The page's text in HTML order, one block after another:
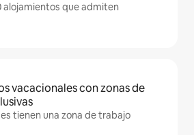
alojamientos que admiten
vacacionales con zonas de
tienen una zona de trabajo